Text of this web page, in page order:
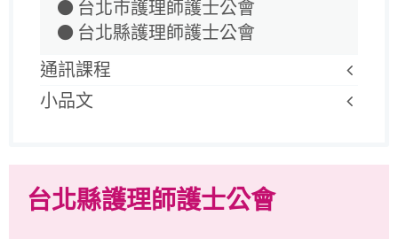
台北市護理師護士公會
台北縣護理師護士公會
通訊課程
小品文
台北縣護理師護士公會